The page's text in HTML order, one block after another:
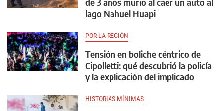
de 3 años murió al caer un auto al
lago Nahuel Huapi
POR LA REGIÓN
Tensión en boliche céntrico de
Cipolletti: qué descubrió la policía
y la explicación del implicado
HISTORIAS MÍNIMAS